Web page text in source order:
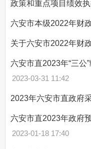
政策和重点项目绩效
六安市本级2022年财
关于六安市2022年财
六安市直2023年“三公
2023-03-31 11:42
2023年六安市直政府
六安市直2023年政府
2023-01-18 17:40